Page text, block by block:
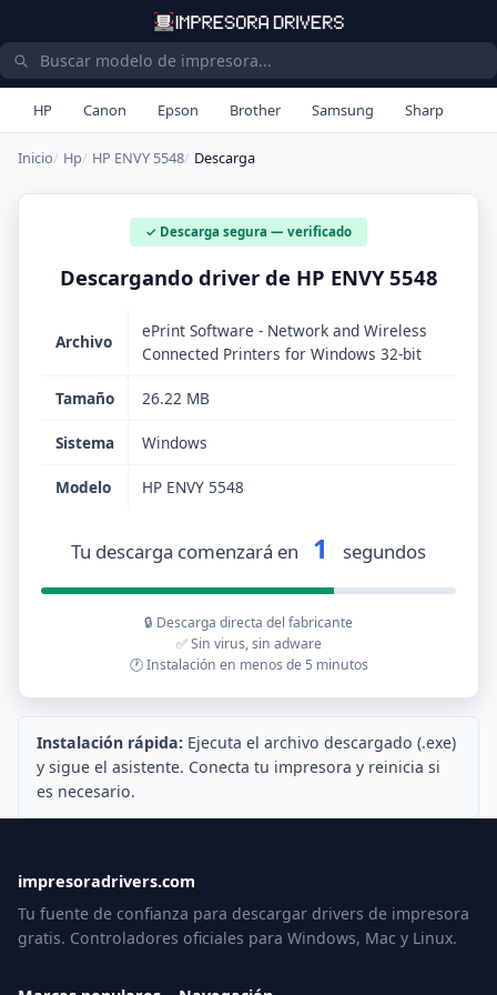
HP Canon Epson Brother Samsung Sharp
Inicio Hp HP ENVY 5548 Descarga
✓ Descarga segura — verificado
Descargando driver de HP ENVY 5548
Archivo
ePrint Software - Network and Wireless
Connected Printers for Windows 32-bit
Tamaño 26.22 MB
Sistema Windows
Modelo HP ENVY 5548
Tu descarga comenzará en 1 segundos
🔒 Descarga directa del fabricante
✅ Sin virus, sin adware
🕐 Instalación en menos de 5 minutos
Instalación rápida: Ejecuta el archivo descargado (.exe)
y sigue el asistente. Conecta tu impresora y reinicia si
es necesario.
impresoradrivers.com
Tu fuente de confianza para descargar drivers de impresora
gratis. Controladores oficiales para Windows, Mac y Linux.